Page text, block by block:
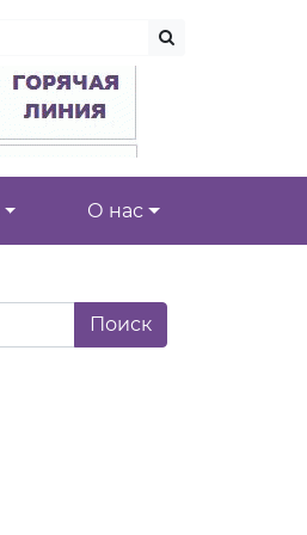
О нас